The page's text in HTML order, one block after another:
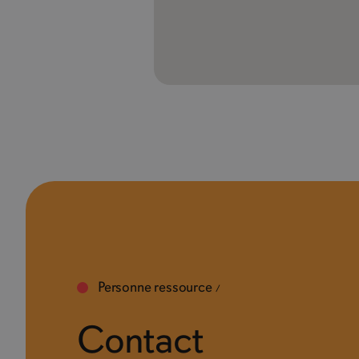
Personne ressource
Contact